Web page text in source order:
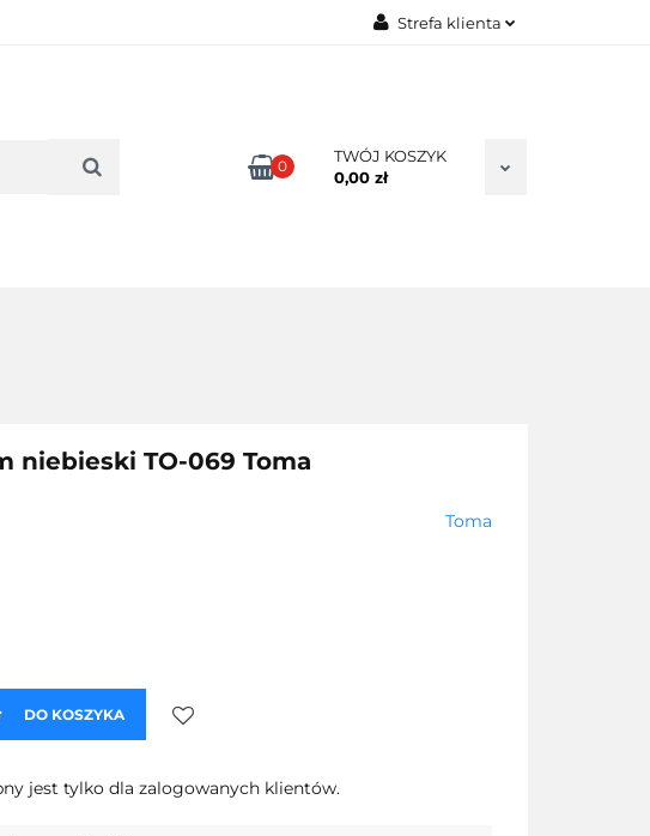
Strefa klienta
Dodaj zgłoszenie
0
TWÓJ KOSZYK
0,00 zł
niebieski TO-069 Toma
Toma
DO KOSZYKA
jest tylko dla zalogowanych klientów.